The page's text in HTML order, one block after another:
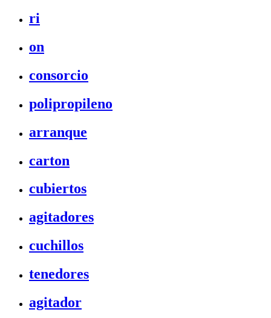
ri
on
consorcio
polipropileno
arranque
carton
cubiertos
agitadores
cuchillos
tenedores
agitador